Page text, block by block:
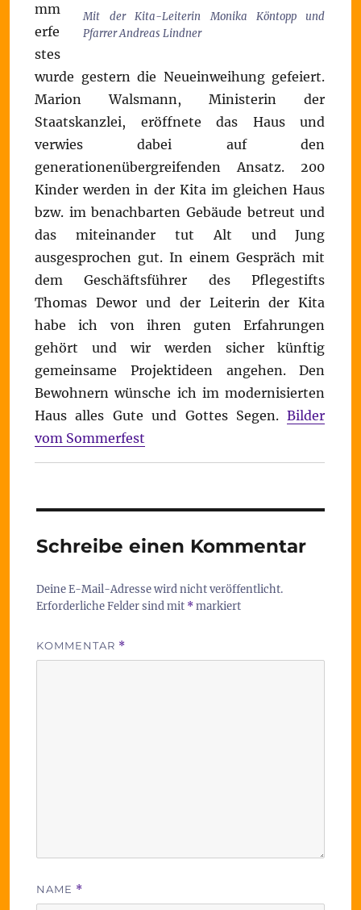
Mit der Kita-Leiterin Monika Köntopp und
Pfarrer Andreas Lindner
mm
erfe
stes
wurde gestern die Neueinweihung gefeiert.
Marion Walsmann, Ministerin der
Staatskanzlei, eröffnete das Haus und
verwies dabei auf den
generationenübergreifenden Ansatz. 200
Kinder werden in der Kita im gleichen Haus
bzw. im benachbarten Gebäude betreut und
das miteinander tut Alt und Jung
ausgesprochen gut. In einem Gespräch mit
dem Geschäftsführer des Pflegestifts
Thomas Dewor und der Leiterin der Kita
habe ich von ihren guten Erfahrungen
gehört und wir werden sicher künftig
gemeinsame Projektideen angehen. Den
Bewohnern wünsche ich im modernisierten
Haus alles Gute und Gottes Segen.Bilder
vom Sommerfest
Schreibe einen Kommentar
Deine E-Mail-Adresse wird nicht veröffentlicht.
Erforderliche Felder sind mit *markiert
KOMMENTAR *
NAME *